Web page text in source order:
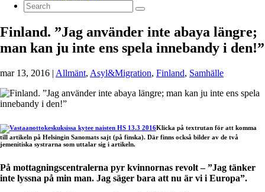
Finland. ”Jag använder inte abaya längre;
man kan ju inte ens spela innebandy i den!”
mar 13, 2016 | Allmänt, Asyl&Migration, Finland, Samhälle
Klicka på textrutan för att komma
till artikeln på Helsingin Sanomats sajt (på finska). Där finns också bilder av de två
jemenitiska systrarna som uttalar sig i artikeln.
På mottagningscentralerna pyr kvinnornas revolt – ”Jag tänker
inte lyssna på min man. Jag säger bara att nu är vi i Europa”.